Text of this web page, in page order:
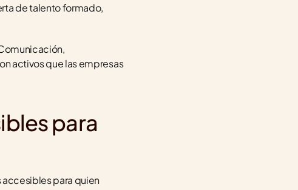
de talento formado,
activos que las empresas
para
accesibles para quien